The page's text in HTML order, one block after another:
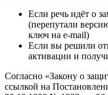
Если речь идёт о
(перепутали
ключ на e-mail)
Если вы решили
активации и
Согласно «Закону о
ссылкой на